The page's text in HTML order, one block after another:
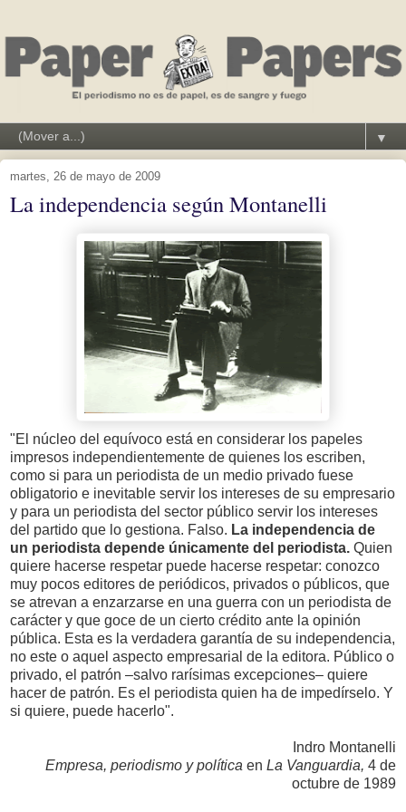
▼
martes, 26 de mayo de 2009
La independencia según Montanelli
"El núcleo del equívoco está en considerar los papeles
impresos independientemente de quienes los escriben,
como si para un periodista de un medio privado fuese
obligatorio e inevitable servir los intereses de su empresario
y para un periodista del sector público servir los intereses
del partido que lo gestiona. Falso. La independencia de
un periodista depende únicamente del periodista. Quien
quiere hacerse respetar puede hacerse respetar: conozco
muy pocos editores de periódicos, privados o públicos, que
se atrevan a enzarzarse en una guerra con un periodista de
carácter y que goce de un cierto crédito ante la opinión
pública. Esta es la verdadera garantía de su independencia,
no este o aquel aspecto empresarial de la editora. Público o
privado, el patrón –salvo rarísimas excepciones– quiere
hacer de patrón. Es el periodista quien ha de impedírselo. Y
si quiere, puede hacerlo".
Indro Montanelli
Empresa, periodismo y política en La Vanguardia, 4 de
octubre de 1989